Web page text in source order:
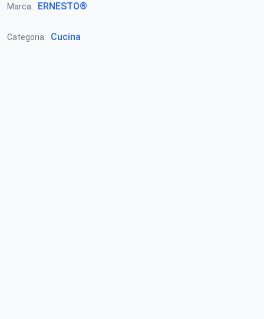
Marca: ERNESTO®
Categoria: Cucina